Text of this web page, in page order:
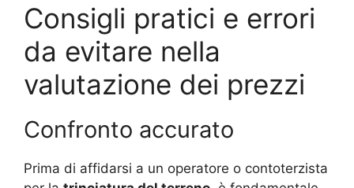
Consigli pratici e errori
da evitare nella
valutazione dei prezzi
Confronto accurato
Prima di affidarsi a un operatore o contoterzista